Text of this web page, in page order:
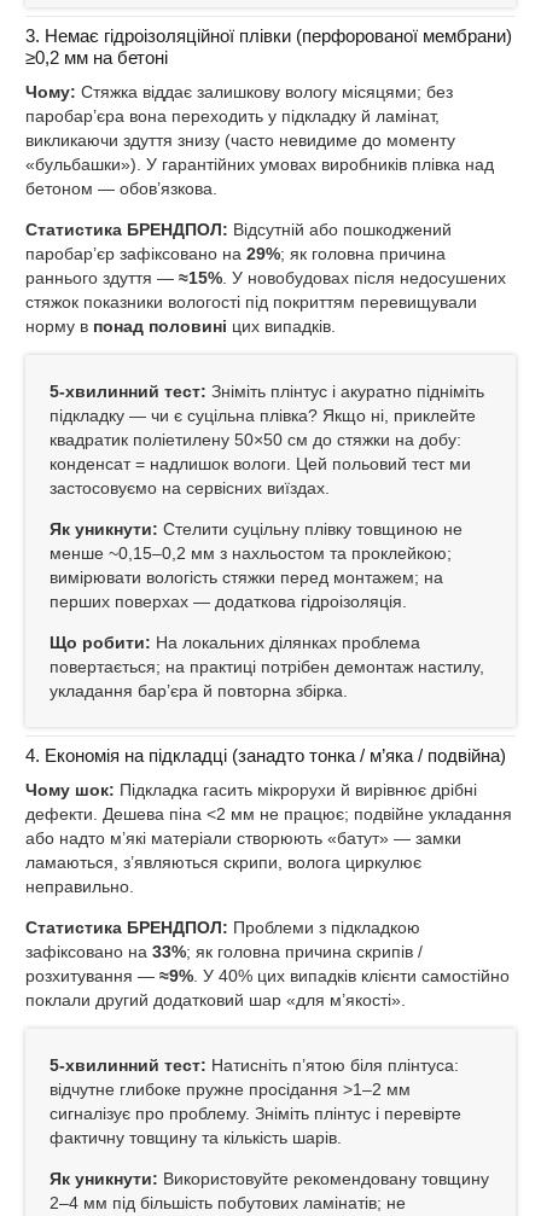
3. Немає гідроізоляційної плівки (перфорованої мембрани)
≥0,2 мм на бетоні
Чому: Стяжка віддає залишкову вологу місяцями; без
паробар’єра вона переходить у підкладку й ламінат,
викликаючи здуття знизу (часто невидиме до моменту
«бульбашки»). У гарантійних умовах виробників плівка над
бетоном — обов’язкова.
Статистика БРЕНДПОЛ: Відсутній або пошкоджений
паробар’єр зафіксовано на 29%; як головна причина
раннього здуття — ≈15% . У новобудовах після недосушених
стяжок показники вологості під покриттям перевищували
норму в понад половині цих випадків.
5‑хвилинний тест: Зніміть плінтус і акуратно підніміть
підкладку — чи є суцільна плівка? Якщо ні, приклейте
квадратик поліетилену 50×50 см до стяжки на добу:
конденсат = надлишок вологи. Цей польовий тест ми
застосовуємо на сервісних виїздах.
Як уникнути: Стелити суцільну плівку товщиною не
менше ~0,15–0,2 мм з нахльостом та проклейкою;
вимірювати вологість стяжки перед монтажем; на
перших поверхах — додаткова гідроізоляція.
Що робити: На локальних ділянках проблема
повертається; на практиці потрібен демонтаж настилу,
укладання бар’єра й повторна збірка.
4. Економія на підкладці (занадто тонка / м’яка / подвійна)
Чому шок: Підкладка гасить мікрорухи й вирівнює дрібні
дефекти. Дешева піна <2 мм не працює; подвійне укладання
або надто м’які матеріали створюють «батут» — замки
ламаються, з’являються скрипи, волога циркулює
неправильно.
Статистика БРЕНДПОЛ: Проблеми з підкладкою
зафіксовано на 33%; як головна причина скрипів /
розхитування — ≈9%. У 40% цих випадків клієнти самостійно
поклали другий додатковий шар «для м’якості».
5‑хвилинний тест: Натисніть п’ятою біля плінтуса:
відчутне глибоке пружне просідання >1–2 мм
сигналізує про проблему. Зніміть плінтус і перевірте
фактичну товщину та кількість шарів.
Як уникнути: Використовуйте рекомендовану товщину
2–4 мм під більшість побутових ламінатів; не